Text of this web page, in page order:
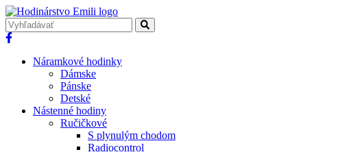
Náramkové hodinky
Dámske
Pánske
Detské
Nástenné hodiny
Ručičkové
S plynulým chodom
Radiocontrol